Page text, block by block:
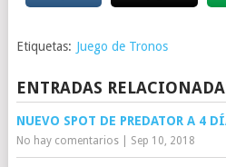
Etiquetas: Juego de Tronos
ENTRADAS
NUEVO SPOT DE PREDATOR A 4
No hay comentarios| Sep 10, 2018